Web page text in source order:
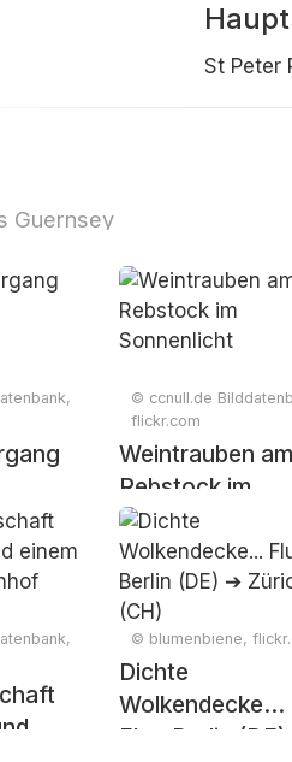
St Peter
Guernsey
© ccnull.de
flickr.com
Weintrauben am
Rebstock im
Sonnenlicht
© blumenbiene,
Dichte
Wolkendecke...
Flug Berlin (DE)